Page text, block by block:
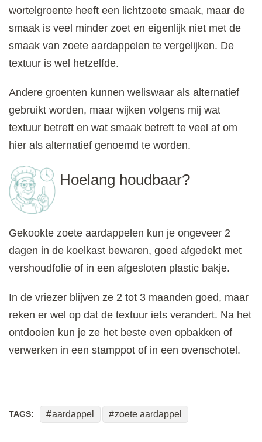
wortelgroente heeft een lichtzoete smaak, maar de
smaak is veel minder zoet en eigenlijk niet met de
smaak van zoete aardappelen te vergelijken. De
textuur is wel hetzelfde.
Andere groenten kunnen weliswaar als alternatief
gebruikt worden, maar wijken volgens mij wat
textuur betreft en wat smaak betreft te veel af om
hier als alternatief genoemd te worden.
Hoelang houdbaar?
Gekookte zoete aardappelen kun je ongeveer 2
dagen in de koelkast bewaren, goed afgedekt met
vershoudfolie of in een afgesloten plastic bakje.
In de vriezer blijven ze 2 tot 3 maanden goed, maar
reken er wel op dat de textuur iets verandert. Na het
ontdooien kun je ze het beste even opbakken of
verwerken in een stamppot of in een ovenschotel.
TAGS: aardappel zoete aardappel